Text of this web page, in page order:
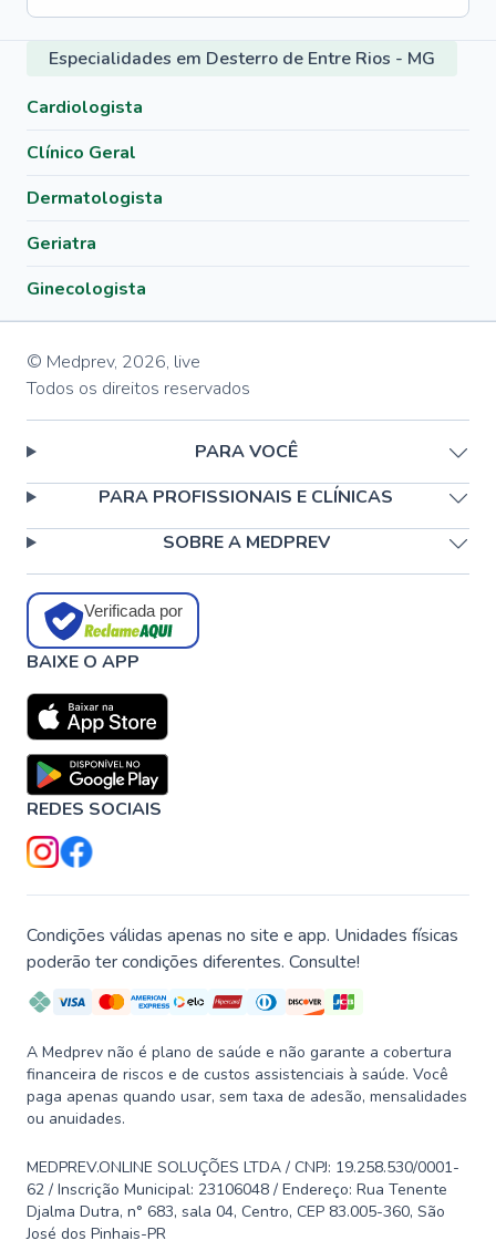
Especialidades em Desterro de Entre Rios - MG
Cardiologista
Clínico Geral
Dermatologista
Geriatra
Ginecologista
© Medprev, 2026, live
Todos os direitos reservados
PARA VOCÊ
PARA PROFISSIONAIS E CLÍNICAS
SOBRE A MEDPREV
Verificada por
BAIXE O APP
REDES SOCIAIS
Condições válidas apenas no site e app. Unidades físicas
poderão ter condições diferentes. Consulte!
A Medprev não é plano de saúde e não garante a cobertura
financeira de riscos e de custos assistenciais à saúde. Você
paga apenas quando usar, sem taxa de adesão, mensalidades
ou anuidades.
MEDPREV.ONLINE SOLUÇÕES LTDA / CNPJ: 19.258.530/0001-
62 / Inscrição Municipal: 23106048 / Endereço: Rua Tenente
Djalma Dutra, n° 683, sala 04, Centro, CEP 83.005-360, São
José dos Pinhais-PR